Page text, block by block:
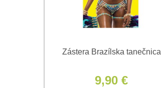
Zástera Brazílska tanečnica
9,90 €